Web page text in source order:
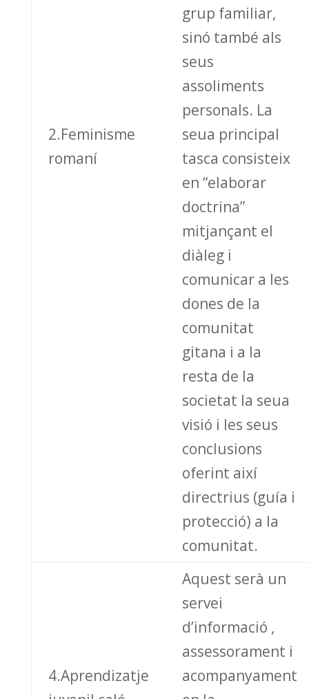
2.Feminisme
romaní
grup familiar,
sinó també als
seus
assoliments
personals. La
seua principal
tasca consisteix
en “elaborar
doctrina”
mitjançant el
diàleg i
comunicar a les
dones de la
comunitat
gitana i a la
resta de la
societat la seua
visió i les seus
conclusions
oferint així
directrius (guía i
protecció) a la
comunitat.
4.Aprendizatje
Aquest serà un
servei
d’informació ,
assessorament i
acompanyament